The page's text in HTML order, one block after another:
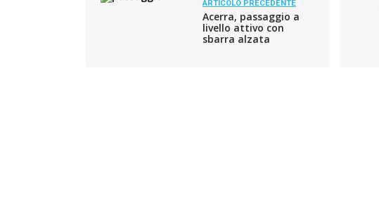
ARTICOLO PRECEDENTE
Acerra, passaggio a
livello attivo con
sbarra alzata